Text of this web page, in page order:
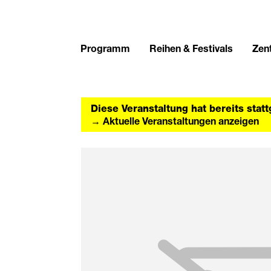
Programm Reihen & Festivals
Diese Veranstaltung hat bereits
→ Aktuelle Veranstaltungen anzeigen